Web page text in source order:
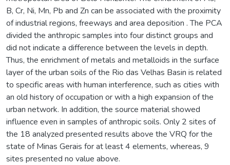
B, Cr, Ni, Mn, Pb and Zn can be associated with the proximity
of industrial regions, freeways and area deposition . The PCA
divided the anthropic samples into four distinct groups and
did not indicate a difference between the levels in depth.
Thus, the enrichment of metals and metalloids in the surface
layer of the urban soils of the Rio das Velhas Basin is related
to specific areas with human interference, such as cities with
an old history of occupation or with a high expansion of the
urban network. In addition, the source material showed
influence even in samples of anthropic soils. Only 2 sites of
the 18 analyzed presented results above the VRQ for the
state of Minas Gerais for at least 4 elements, whereas, 9
sites presented no value above.